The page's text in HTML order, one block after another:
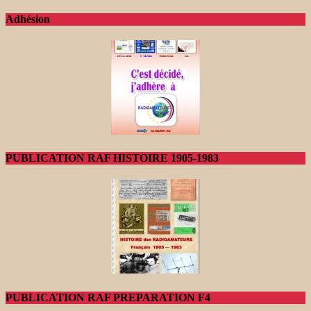
Adhésion
PUBLICATION RAF HISTOIRE 1905-1983
PUBLICATION RAF PREPARATION F4